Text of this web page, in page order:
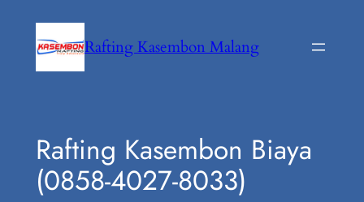
Rafting Kasembon Malang
Rafting Kasembon Biaya
(0858-4027-8033)